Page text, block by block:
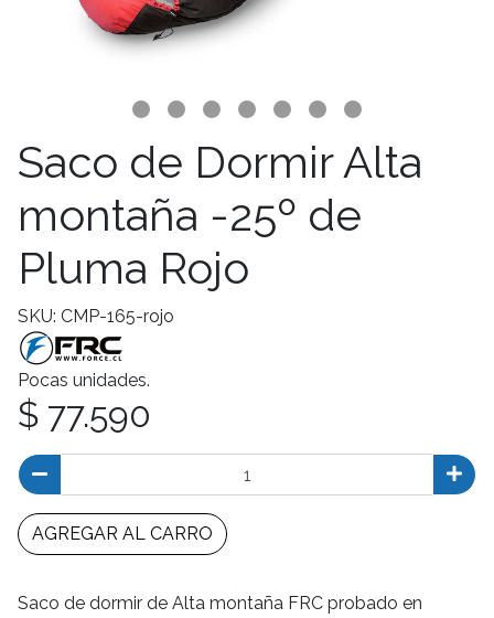
Saco de Dormir Alta
montaña -25º de
Pluma Rojo
SKU: CMP-165-rojo
Pocas unidades.
$ 77.590
AGREGAR AL CARRO
Saco de dormir de Alta montaña FRC probado en